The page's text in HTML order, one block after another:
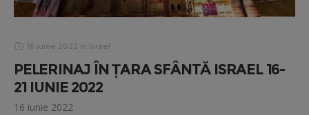
16 iunie 2022 in Israel
PELERINAJ ÎN ȚARA SFÂNTĂ ISRAEL 16-
21 IUNIE 2022
16 iunie 2022